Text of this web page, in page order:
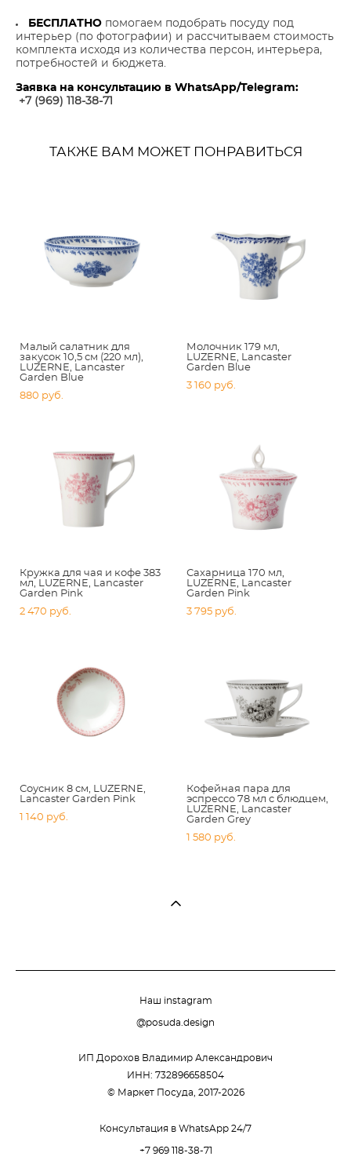
БЕСПЛАТНО помогаем подобрать посуду под
интерьер (по фотографии) и рассчитываем стоимость
комплекта исходя из количества персон, интерьера,
потребностей и бюджета.
Заявка на консультацию в WhatsApp/Telegram:
+7 (969) 118-38-7
ТАКЖЕ ВАМ МОЖЕТ ПОНРАВИТЬСЯ
Малый салатник для
закусок 10,5 см (220 мл),
LUZERNE, Lancaster
Garden Blue
880 pуб.
Молочник 179 мл,
LUZERNE, Lancaster
Garden Blue
3 160 pуб.
Кружка для чая и кофе 383
мл, LUZERNE, Lancaster
Garden Pink
2 470 pуб.
Сахарница 170 мл,
LUZERNE, Lancaster
Garden Pink
3 795 pуб.
Соусник 8 см, LUZERNE,
Lancaster Garden Pink
1 140 pуб.
Кофейная пара для
эспрессо 78 мл с блюдцем,
LUZERNE, Lancaster
Garden Grey
1 580 pуб.
Наш instagram
@posuda.design
ИП Дорохов Владимир Александрович
ИНН: 732896658504
© Маркет Посуда, 2017-2026
Консультация в WhatsApp 24/7
+7 969 118-38-71